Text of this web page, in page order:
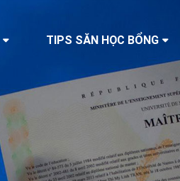
TIPS SĂN HỌC BỔNG